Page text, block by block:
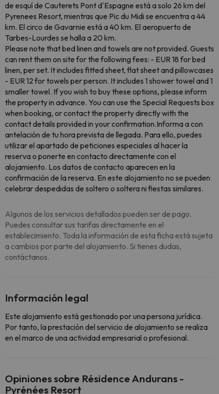
de esquí de Cauterets Pont d'Espagne está a solo 26 km del
Pyrenees Resort, mientras que Pic du Midi se encuentra a 44
km. El circo de Gavarnie está a 40 km. El aeropuerto de
Tarbes-Lourdes se halla a 20 km.
Please note that bed linen and towels are not provided. Guests
can rent them on site for the following fees: - EUR 18 for bed
linen, per set. It includes fitted sheet, flat sheet and pillowcases
- EUR 12 for towels per person. It includes 1 shower towel and 1
smaller towel. If you wish to buy these options, please inform
the property in advance. You can use the Special Requests box
when booking, or contact the property directly with the
contact details provided in your confirmation.Informa a con
antelación de tu hora prevista de llegada. Para ello, puedes
utilizar el apartado de peticiones especiales al hacer la
reserva o ponerte en contacto directamente con el
alojamiento. Los datos de contacto aparecen en la
confirmación de la reserva. En este alojamiento no se pueden
celebrar despedidas de soltero o soltera ni fiestas similares.
Algunos de los servicios detallados pueden ser de pago.
Puedes consultar sus tarifas directamente en el
establecimiento. Toda la información de esta ficha está sujeta
a cambios por parte del alojamiento. Si tienes dudas,
contáctanos.
Información legal
Este alojamiento está gestionado por una persona jurídica.
Por tanto, la prestación del servicio de alojamiento se realiza
en el marco de una actividad empresarial o profesional.
Opiniones sobre Résidence Andurans -
Pyrénées Resort